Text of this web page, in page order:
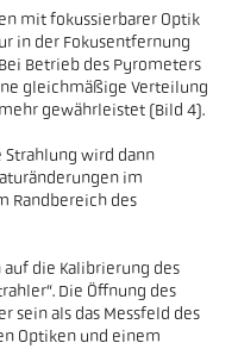
mit fokussierbarer Optik
in der Fokusentfernung
Betrieb des Pyrometers
gleichmäßige Verteilung
gewährleistet (Bild 4).
Strahlung wird dann
im
Randbereich des
die Kalibrierung des
Die Öffnung des
sein als das Messfeld des
Optiken und einem